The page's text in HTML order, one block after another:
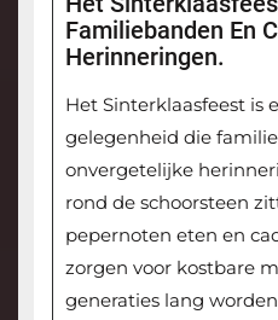
Familiebanden En
Herinneringen.
Het Sinterklaasfeest is
gelegenheid die
onvergetelijke
rond de schoorsteen
pepernoten eten en
zorgen voor kostbare
generaties lang